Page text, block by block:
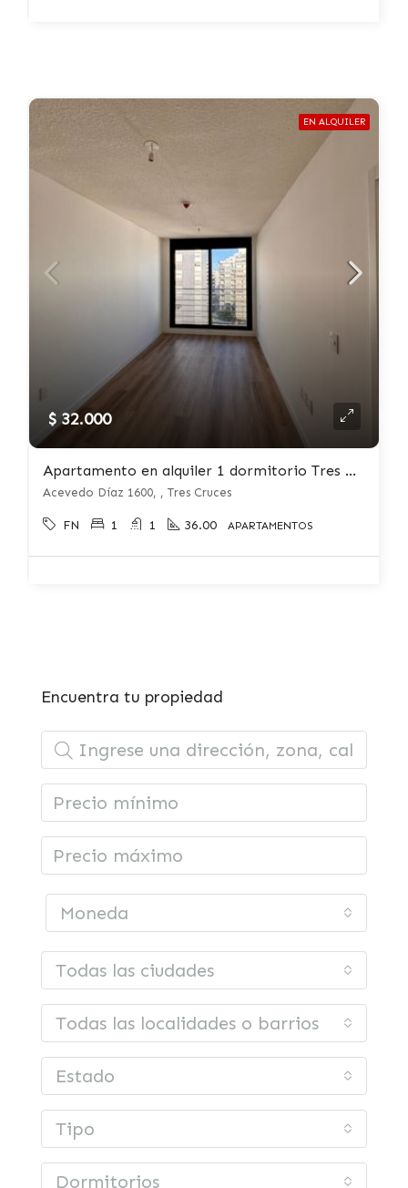
EN ALQUILER
$ 32.000
Apartamento en alquiler 1 dormitorio Tres Cruces
Acevedo Díaz 1600, , Tres Cruces
FN 1 1 36.00 APARTAMENTOS
Encuentra tu propiedad
Moneda
Todas las ciudades
Todas las localidades o barrios
Estado
Tipo
Dormitorios